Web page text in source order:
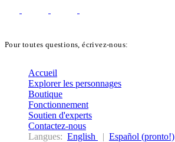
Pour toutes questions, écrivez-nous:
Accueil
Explorer les personnages
Boutique
Fonctionnement
Soutien d'experts
Contactez-nous
Langues: English | Español (pronto!)